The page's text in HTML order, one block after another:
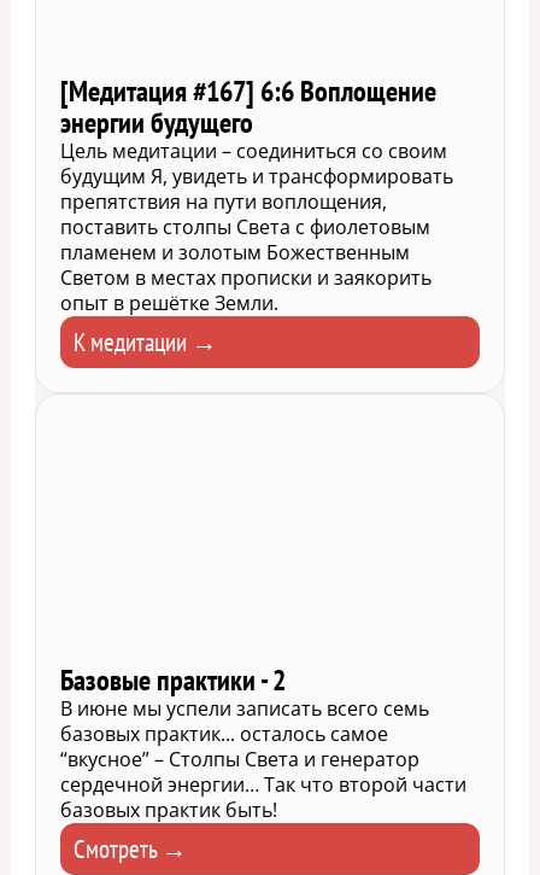
[Медитация #167] 6:6 Воплощение
энергии будущего
Цель медитации – соединиться со своим
будущим Я, увидеть и трансформировать
препятствия на пути воплощения,
поставить столпы Света с фиолетовым
пламенем и золотым Божественным
Светом в местах прописки и заякорить
опыт в решётке Земли.
К медитации →
Базовые практики - 2
В июне мы успели записать всего семь
базовых практик... осталось самое
“вкусное” – Столпы Света и генератор
сердечной энергии… Так что второй части
базовых практик быть!
Смотреть →